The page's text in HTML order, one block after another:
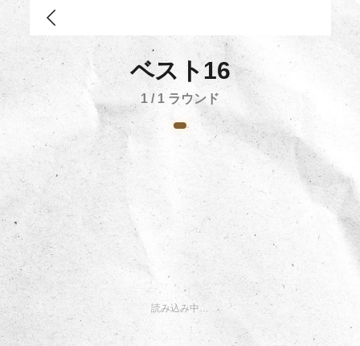
ベスト16
1 / 1 ラウンド
読み込み中…